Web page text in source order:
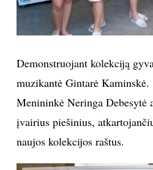
RECEPTAI
NELAIMĖS
KONTAKTAI
Demonstruojant kolekciją
muzikantė Gintarė Kaminskė.
Menininkė Neringa Debesytė
įvairius piešinius,
naujos kolekcijos raštus.